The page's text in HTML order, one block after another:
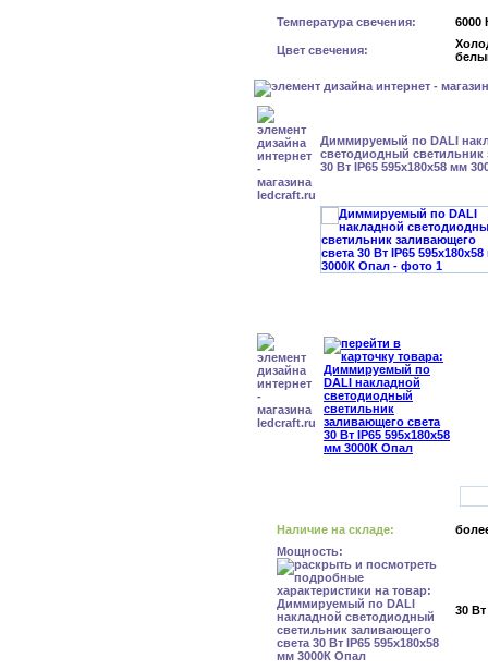
Температура свечения: 6000
Цвет свечения:
Диммируемый по DALI
светодиодный светильник
30 Вт IP65 595x180x58 мм
Наличие на складе:
Мощность:
30 Вт